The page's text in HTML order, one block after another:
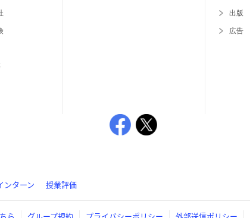
出版
広告
ンターン 授業評価